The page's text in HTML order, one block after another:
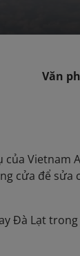
Văn
Vietnam
cửa để
Đà Lạt